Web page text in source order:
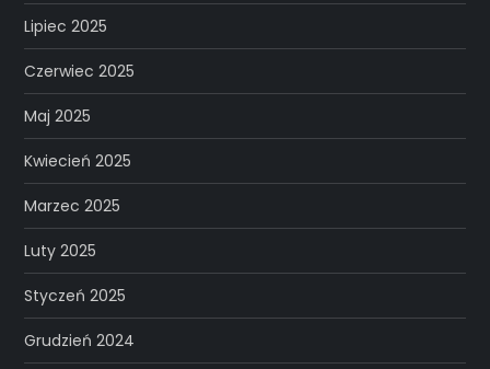
Lipiec 2025
Czerwiec 2025
Maj 2025
Kwiecień 2025
Marzec 2025
Luty 2025
Styczeń 2025
Grudzień 2024